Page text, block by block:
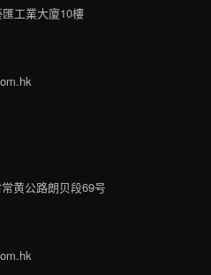
工業大廈10樓
黄公路朗贝段69号